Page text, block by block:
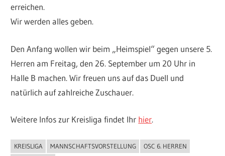
erreichen.
Wir werden alles geben.
Den Anfang wollen wir beim „Heimspiel“ gegen unsere 5.
Herren am Freitag, den 26. September um 20 Uhr in
Halle B machen. Wir freuen uns auf das Duell und
natürlich auf zahlreiche Zuschauer.
Weitere Infos zur Kreisliga findet Ihr hier.
ALLGEMEIN
KREISLIGA MANNSCHAFTSVORSTELLUNG
OSC 6. HERREN